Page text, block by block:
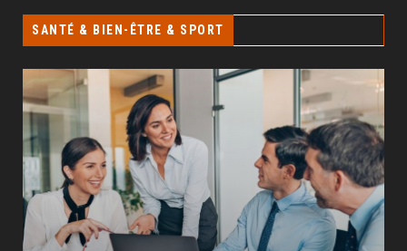
SANTÉ & BIEN-ÊTRE & SPORT
GÉO SEO : UN LEVIER INCONTOURNABLE POUR
LA VISIBILITÉ LOCALE
BUSINESS